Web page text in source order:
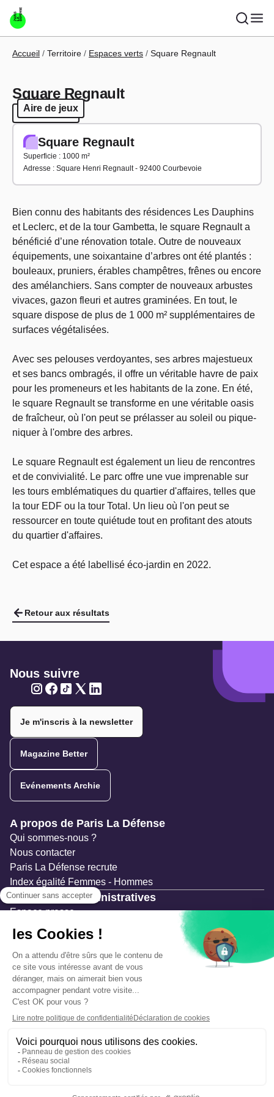
Aller au contenu principal
Fil d'Ariane
Accueil Territoire Espaces verts Square Regnault
Square Regnault
Aire de jeux
Aire de jeux
Square Regnault
Superficie : 1000 m²
Adresse : Square Henri Regnault - 92400 Courbevoie
Bien connu des habitants des résidences Les Dauphins
et Leclerc, et de la tour Gambetta, le square Regnault a
bénéficié d’une rénovation totale. Outre de nouveaux
équipements, une soixantaine d’arbres ont été plantés :
bouleaux, pruniers, érables champêtres, frênes ou encore
des amélanchiers. Sans compter de nouveaux arbustes
vivaces, gazon fleuri et autres graminées. En tout, le
square dispose de plus de 1 000 m² supplémentaires de
surfaces végétalisées.
Avec ses pelouses verdoyantes, ses arbres majestueux
et ses bancs ombragés, il offre un véritable havre de paix
pour les promeneurs et les habitants de la zone. En été,
le square Regnault se transforme en une véritable oasis
de fraîcheur, où l'on peut se prélasser au soleil ou pique-
niquer à l'ombre des arbres.
Le square Regnault est également un lieu de rencontres
et de convivialité. Le parc offre une vue imprenable sur
les tours emblématiques du quartier d'affaires, telles que
la tour EDF ou la tour Total. Un lieu où l'on peut se
ressourcer en toute quiétude tout en profitant des atouts
du quartier d'affaires.
Cet espace a été labellisé éco-jardin en 2022.
Retour aux résultats
Nous suivre
Je m'inscris à la newsletter
Magazine Better
Evénements Archie
Navigation secondaire
A propos de Paris La Défense
Qui sommes-nous ?
Nous contacter
Paris La Défense recrute
Index égalité Femmes - Hommes
Ressources administratives
Espace presse
Documentation
Marchés publics
Appels à projets & avis d'attribution
Mesures de publicité
Concertations et enquêtes publiques
Précautions et sécurité
Plan de gestion des risques
Mentions légales
Données personnelles
Gestion des cookies